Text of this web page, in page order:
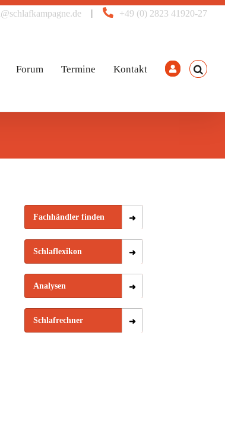
+49 (0) 2823 41920-27
|
Forum Termine Kontakt
Fachhändler finden
Schlaflexikon
Analysen
Schlafrechner